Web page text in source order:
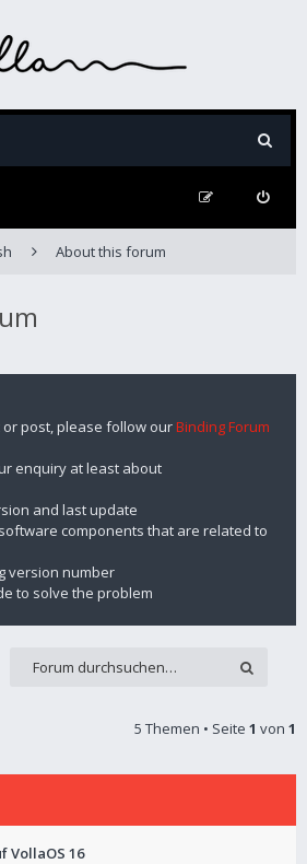
About this forum
post, please follow ourBinding Forum
enquiry at least about
and last update
components that are related to
version number
to solve the problem
5 Themen • Seite 1 von 1
VollaOS 16